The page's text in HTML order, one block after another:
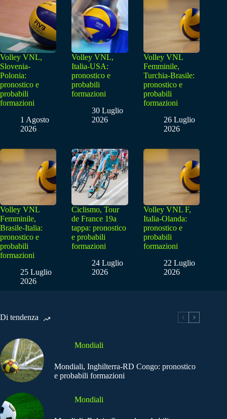
Volley VNL,
Slovenia-
Polonia:
pronostico e
probabili
formazioni
1 Agosto
2026
Volley VNL,
Italia-USA:
pronostico e
probabili
formazioni
30 Luglio
2026
Volley VNL
Femminile,
Turchia-Brasile:
pronostico e
probabili
formazioni
26 Luglio
2026
Volley VNL
Femminile,
Brasile-Italia:
pronostico e
probabili
formazioni
25 Luglio
2026
Ciclismo, Tour
de France 19a
tappa: pronostico
e probabili
formazioni
24 Luglio
2026
Volley VNL F,
Italia-Olanda:
pronostico e
probabili
formazioni
22 Luglio
2026
Di tendenza
Mondiali
Mondiali, Inghilterra-RD Congo: pronostico
e probabili formazioni
Mondiali